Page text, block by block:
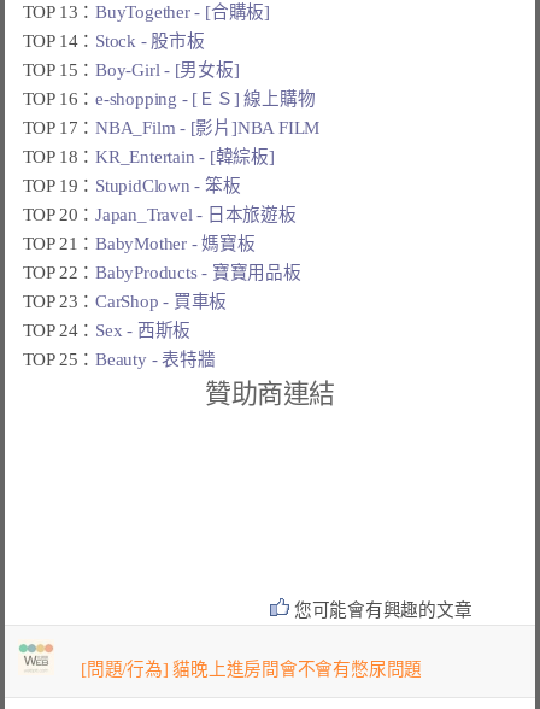
TOP 13：BuyTogether - [合購板]
TOP 14： Stock - 股市板
TOP 15：Boy-Girl - [男女板]
TOP 16：e-shopping - [ＥＳ] 線上購物
TOP 17：NBA_Film - [影片]NBA FILM
TOP 18：KR_Entertain - [韓綜板]
TOP 19： StupidClown - 笨板
TOP 20：Japan_Travel - 日本旅遊板
TOP 21：BabyMother - 媽寶板
TOP 22：BabyProducts - 寶寶用品板
TOP 23：CarShop - 買車板
TOP 24： Sex - 西斯板
TOP 25：Beauty - 表特牆
贊助商連結
您可能會有興趣的文章
[問題/行為] 貓晚上進房間會不會有憋尿問題